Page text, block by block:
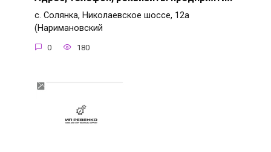
с. Солянка, Николаевское шоссе, 12а
(Наримановский
0 180